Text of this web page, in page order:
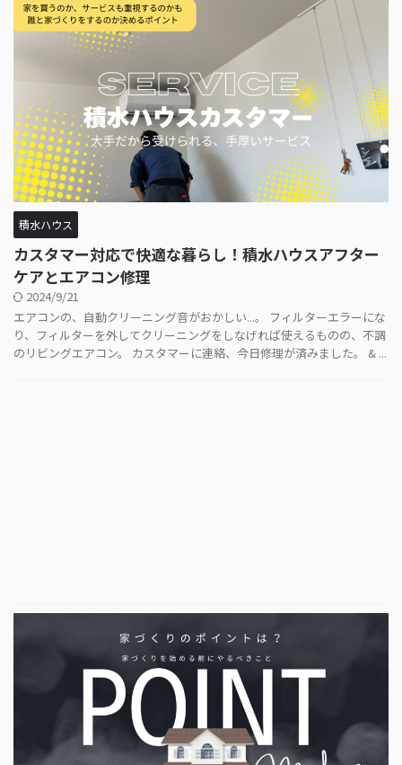
積水ハウス
カスタマー対応で快適な暮らし！積水ハウスアフター
ケアとエアコン修理
2024/9/21
エアコンの、自動クリーニング音がおかしい...。 フィルターエラーにな
り、フィルターを外してクリーニングをしなげれば使えるものの、不調
のリビングエアコン。 カスタマーに連絡、今日修理が済みました。 & ...